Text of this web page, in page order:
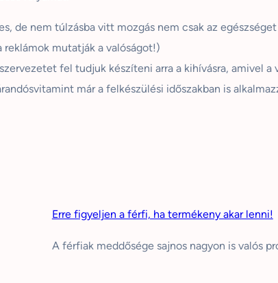
de nem túlzásba vitt mozgás nem csak az
reklámok mutatják a valóságot!)
fel tudjuk készíteni arra a kihívásra, amivel
már a felkészülési időszakban is
Erre figyeljen a férfi, ha termékeny akar lenni!
A férfiak meddősége sajnos nagyon is valós